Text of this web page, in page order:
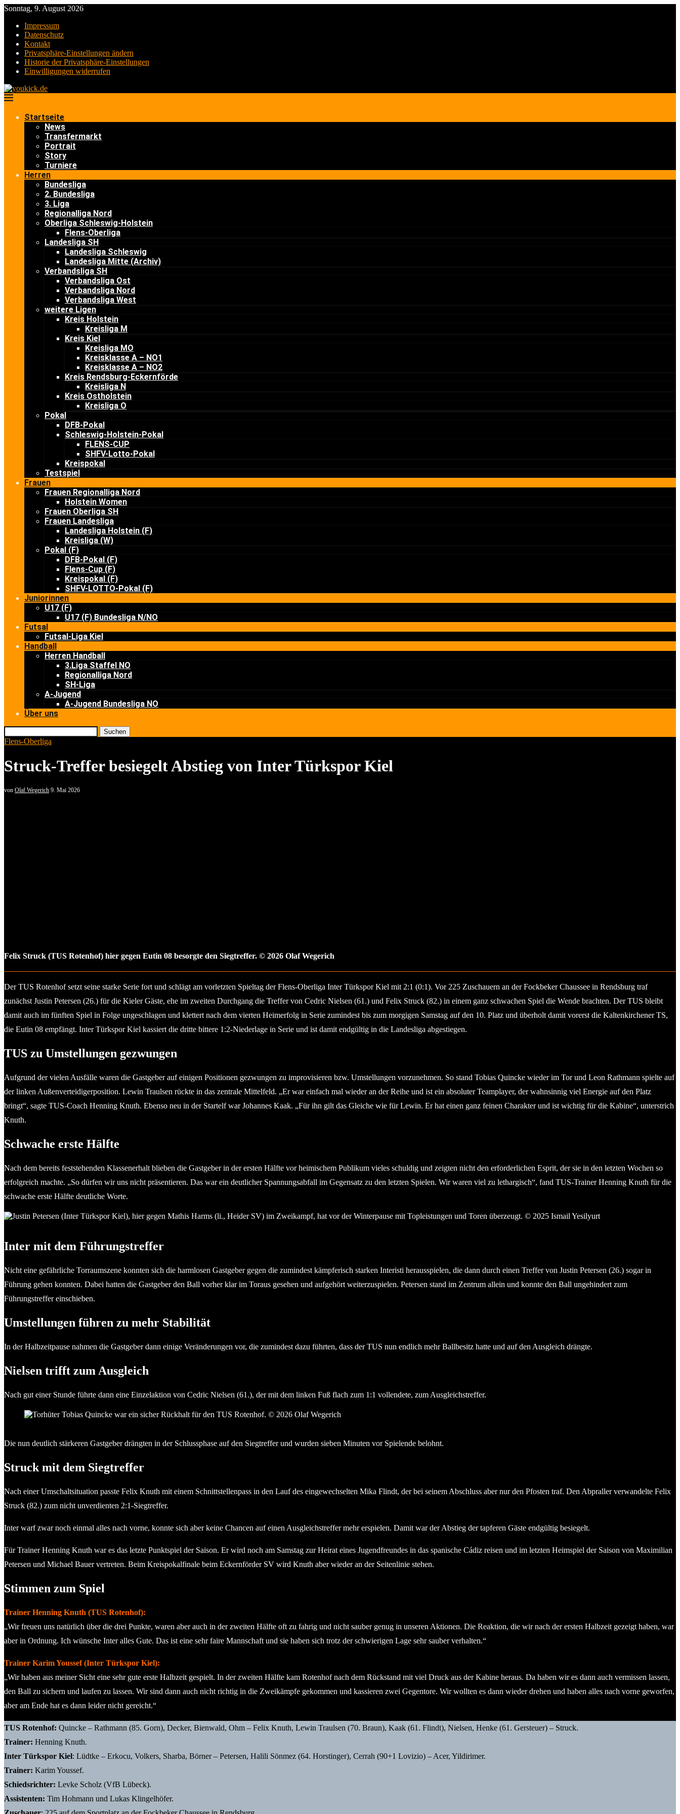
Sonntag, 9. August 2026
Impressum
Datenschutz
Kontakt
Privatsphäre-Einstellungen ändern
Historie der Privatsphäre-Einstellungen
Einwilligungen widerrufen
Startseite
News
Transfermarkt
Portrait
Story
Turniere
Herren
Bundesliga
2. Bundesliga
3. Liga
Regionalliga Nord
Oberliga Schleswig-Holstein
Flens-Oberliga
Landesliga SH
Landesliga Schleswig
Landesliga Mitte (Archiv)
Verbandsliga SH
Verbandsliga Ost
Verbandsliga Nord
Verbandsliga West
weitere Ligen
Kreis Holstein
Kreisliga M
Kreis Kiel
Kreisliga MO
Kreisklasse A – NO1
Kreisklasse A – NO2
Kreis Rendsburg-Eckernförde
Kreisliga N
Kreis Ostholstein
Kreisliga O
Pokal
DFB-Pokal
Schleswig-Holstein-Pokal
FLENS-CUP
SHFV-Lotto-Pokal
Kreispokal
Testspiel
Frauen
Frauen Regionalliga Nord
Holstein Women
Frauen Oberliga SH
Frauen Landesliga
Landesliga Holstein (F)
Kreisliga (W)
Pokal (F)
DFB-Pokal (F)
Flens-Cup (F)
Kreispokal (F)
SHFV-LOTTO-Pokal (F)
Juniorinnen
U17 (F)
U17 (F) Bundesliga N/NO
Futsal
Futsal-Liga Kiel
Handball
Herren Handball
3.Liga Staffel NO
Regionalliga Nord
SH-Liga
A-Jugend
A-Jugend Bundesliga NO
Über uns
Suchen
Flens-Oberliga
Struck-Treffer besiegelt Abstieg von Inter Türkspor Kiel
von Olaf Wegerich 9. Mai 2026
Felix Struck (TUS Rotenhof) hier gegen Eutin 08 besorgte den Siegtreffer. © 2026 Olaf Wegerich
Der TUS Rotenhof setzt seine starke Serie fort und schlägt am vorletzten Spieltag der Flens-Oberliga Inter Türkspor Kiel mit 2:1 (0:1). Vor 225 Zuschauern an der Fockbeker Chaussee in Rendsburg traf
zunächst Justin Petersen (26.) für die Kieler Gäste, ehe im zweiten Durchgang die Treffer von Cedric Nielsen (61.) und Felix Struck (82.) in einem ganz schwachen Spiel die Wende brachten. Der TUS bleibt
damit auch im fünften Spiel in Folge ungeschlagen und klettert nach dem vierten Heimerfolg in Serie zumindest bis zum morgigen Samstag auf den 10. Platz und überholt damit vorerst die Kaltenkirchener TS,
die Eutin 08 empfängt. Inter Türkspor Kiel kassiert die dritte bittere 1:2-Niederlage in Serie und ist damit endgültig in die Landesliga abgestiegen.
TUS zu Umstellungen gezwungen
Aufgrund der vielen Ausfälle waren die Gastgeber auf einigen Positionen gezwungen zu improvisieren bzw. Umstellungen vorzunehmen. So stand Tobias Quincke wieder im Tor und Leon Rathmann spielte auf
der linken Außenverteidigerposition. Lewin Traulsen rückte in das zentrale Mittelfeld. „Er war einfach mal wieder an der Reihe und ist ein absoluter Teamplayer, der wahnsinnig viel Energie auf den Platz
bringt“, sagte TUS-Coach Henning Knuth. Ebenso neu in der Startelf war Johannes Kaak. „Für ihn gilt das Gleiche wie für Lewin. Er hat einen ganz feinen Charakter und ist wichtig für die Kabine“, unterstrich
Knuth.
Schwache erste Hälfte
Nach dem bereits feststehenden Klassenerhalt blieben die Gastgeber in der ersten Hälfte vor heimischem Publikum vieles schuldig und zeigten nicht den erforderlichen Esprit, der sie in den letzten Wochen so
erfolgreich machte. „So dürfen wir uns nicht präsentieren. Das war ein deutlicher Spannungsabfall im Gegensatz zu den letzten Spielen. Wir waren viel zu lethargisch“, fand TUS-Trainer Henning Knuth für die
schwache erste Hälfte deutliche Worte.
Inter mit dem Führungstreffer
Nicht eine gefährliche Torraumszene konnten sich die harmlosen Gastgeber gegen die zumindest kämpferisch starken Interisti herausspielen, die dann durch einen Treffer von Justin Petersen (26.) sogar in
Führung gehen konnten. Dabei hatten die Gastgeber den Ball vorher klar im Toraus gesehen und aufgehört weiterzuspielen. Petersen stand im Zentrum allein und konnte den Ball ungehindert zum
Führungstreffer einschieben.
Umstellungen führen zu mehr Stabilität
In der Halbzeitpause nahmen die Gastgeber dann einige Veränderungen vor, die zumindest dazu führten, dass der TUS nun endlich mehr Ballbesitz hatte und auf den Ausgleich drängte.
Nielsen trifft zum Ausgleich
Nach gut einer Stunde führte dann eine Einzelaktion von Cedric Nielsen (61.), der mit dem linken Fuß flach zum 1:1 vollendete, zum Ausgleichstreffer.
Die nun deutlich stärkeren Gastgeber drängten in der Schlussphase auf den Siegtreffer und wurden sieben Minuten vor Spielende belohnt.
Struck mit dem Siegtreffer
Nach einer Umschaltsituation passte Felix Knuth mit einem Schnittstellenpass in den Lauf des eingewechselten Mika Flindt, der bei seinem Abschluss aber nur den Pfosten traf. Den Abpraller verwandelte Felix
Struck (82.) zum nicht unverdienten 2:1-Siegtreffer.
Inter warf zwar noch einmal alles nach vorne, konnte sich aber keine Chancen auf einen Ausgleichstreffer mehr erspielen. Damit war der Abstieg der tapferen Gäste endgültig besiegelt.
Für Trainer Henning Knuth war es das letzte Punktspiel der Saison. Er wird noch am Samstag zur Heirat eines Jugendfreundes in das spanische Cádiz reisen und im letzten Heimspiel der Saison von Maximilian
Petersen und Michael Bauer vertreten. Beim Kreispokalfinale beim Eckernförder SV wird Knuth aber wieder an der Seitenlinie stehen.
Stimmen zum Spiel
Trainer Henning Knuth (TUS Rotenhof):
„Wir freuen uns natürlich über die drei Punkte, waren aber auch in der zweiten Hälfte oft zu fahrig und nicht sauber genug in unseren Aktionen. Die Reaktion, die wir nach der ersten Halbzeit gezeigt haben, war
aber in Ordnung. Ich wünsche Inter alles Gute. Das ist eine sehr faire Mannschaft und sie haben sich trotz der schwierigen Lage sehr sauber verhalten.“
Trainer Karim Youssef (Inter Türkspor Kiel):
„Wir haben aus meiner Sicht eine sehr gute erste Halbzeit gespielt. In der zweiten Hälfte kam Rotenhof nach dem Rückstand mit viel Druck aus der Kabine heraus. Da haben wir es dann auch vermissen lassen,
den Ball zu sichern und laufen zu lassen. Wir sind dann auch nicht richtig in die Zweikämpfe gekommen und kassieren zwei Gegentore. Wir wollten es dann wieder drehen und haben alles nach vorne geworfen,
aber am Ende hat es dann leider nicht gereicht.“
TUS Rotenhof: Quincke – Rathmann (85. Gorn), Decker, Bienwald, Ohm – Felix Knuth, Lewin Traulsen (70. Braun), Kaak (61. Flindt), Nielsen, Henke (61. Gersteuer) – Struck.
Trainer: Henning Knuth.
Inter Türkspor Kiel: Lüdtke – Erkocu, Volkers, Sharba, Börner – Petersen, Halili Sönmez (64. Horstinger), Cerrah (90+1 Lovizio) – Acer, Yildirimer.
Trainer: Karim Youssef.
Schiedsrichter: Levke Scholz (VfB Lübeck).
Assistenten: Tim Hohmann und Lukas Klingelhöfer.